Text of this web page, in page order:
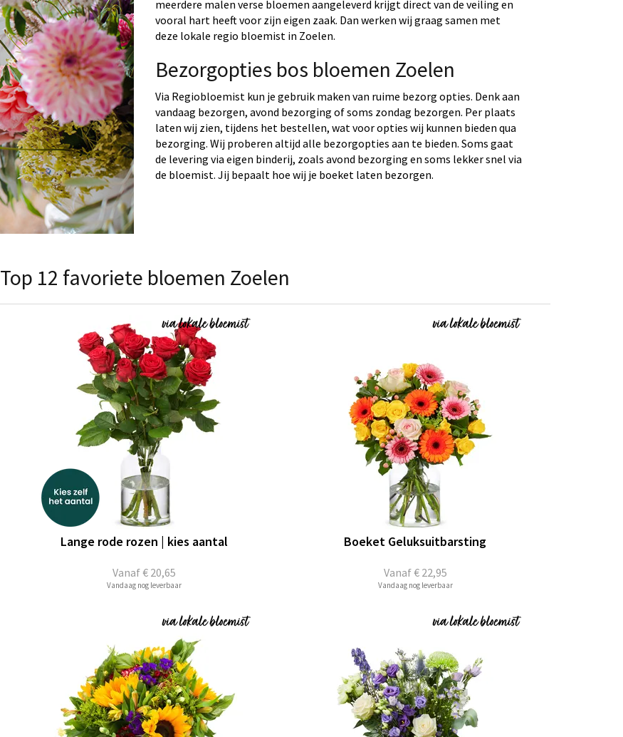
meerdere malen verse bloemen aangeleverd krijgt direct van de veiling en
vooral hart heeft voor zijn eigen zaak. Dan werken wij graag samen met
deze lokale regio bloemist in Zoelen.
Bezorgopties bos bloemen Zoelen
Via Regiobloemist kun je gebruik maken van ruime bezorg opties. Denk aan
vandaag bezorgen, avond bezorging of soms zondag bezorgen. Per plaats
laten wij zien, tijdens het bestellen, wat voor opties wij kunnen bieden qua
bezorging. Wij proberen altijd alle bezorgopties aan te bieden. Soms gaat
de levering via eigen binderij, zoals avond bezorging en soms lekker snel via
de bloemist. Jij bepaalt hoe wij je boeket laten bezorgen.
Top 12 favoriete bloemen Zoelen
Vanaf€ 20,65
Lange rode rozen | kies aantal
Vandaag nog leverbaar
Vanaf€ 22,95
Boeket Geluksuitbarsting
Vandaag nog leverbaar